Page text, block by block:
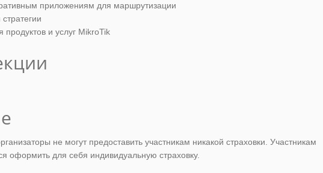
приложениям для маршрутизации
и услуг MikroTik
не могут предоставить участникам никакой страховки. Участникам
оформить для себя индивидуальную страховку.